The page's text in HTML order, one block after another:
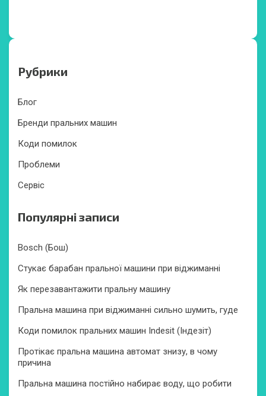
Рубрики
Блог
Бренди пральних машин
Коди помилок
Проблеми
Сервіс
Популярні записи
Bosch (Бош)
Стукає барабан пральної машини при віджиманні
Як перезавантажити пральну машину
Пральна машина при віджиманні сильно шумить, гуде
Коди помилок пральних машин Indesit (Індезіт)
Протікає пральна машина автомат знизу, в чому
причина
Пральна машина постійно набирає воду, що робити